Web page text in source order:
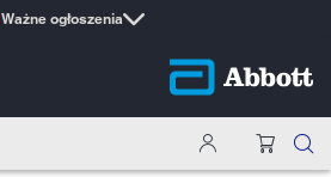
Ważne ogłoszenia